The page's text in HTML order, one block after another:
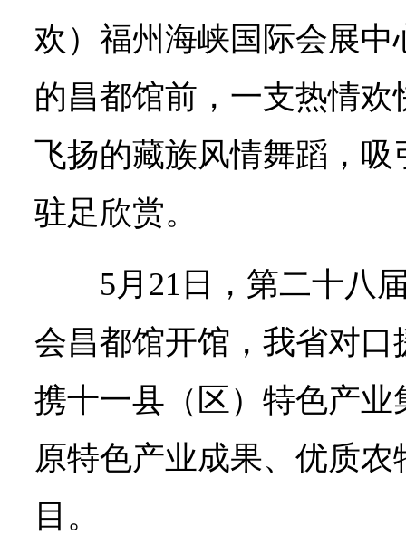
欢 ）福州海峡国际会展
的昌都馆前，一支热情
飞扬的藏族风情舞蹈，
驻足欣赏。
5月21日，第二十八
会昌都馆开馆，我省对
携十一县（区）特色产
原特色产业成果、优质
目。